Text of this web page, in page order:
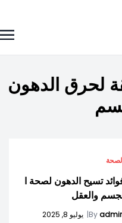
لحرق الدهون
تسيح الدهون لصحة ا
والعقل
By
| يوليو 8, 2025